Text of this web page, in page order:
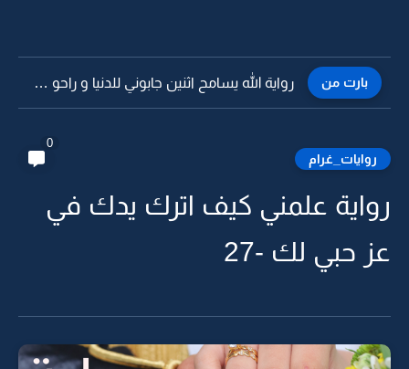
بارت من رواية الله يسامح اثنين جابوني للدنيا و راحو و خلوني...
روايات_غرام
0
رواية علمني كيف اترك يدك في
عز حبي لك -27